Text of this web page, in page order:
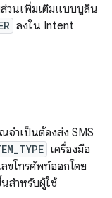
ส่วนเพิ่มเติมแบบบูลีน
ลงใน Intent
จำเป็นต้องส่ง SMS
เครื่องมือ
ขโทรศัพท์ออกโดย
นสำหรับผู้ใช้